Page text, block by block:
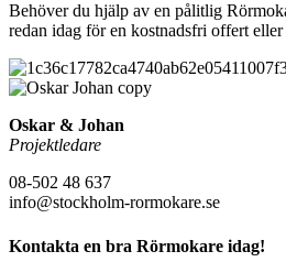
Behöver du hjälp av en pålitlig
redan idag för en kostnadsfri offert
Oskar & Johan
Projektledare
08-502 48 637
info@stockholm-rormokare.se
Kontakta en bra Rörmokare idag!